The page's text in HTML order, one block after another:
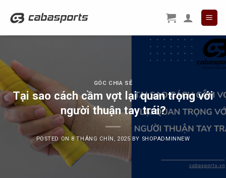
GÓC CHIA SẺ
Tại sao cách cầm vợt lại quan trọng với
người thuận tay trái?
POSTED ON 8 THÁNG CHÍN, 2025 BY SHOPADMINNEW